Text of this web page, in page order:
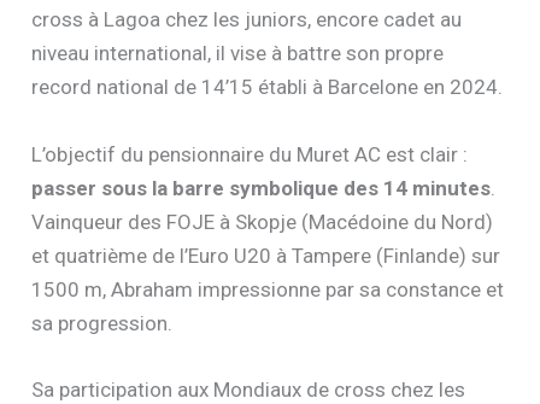
cross à Lagoa chez les juniors, encore cadet au
niveau international, il vise à battre son propre
record national de 14’15 établi à Barcelone en 2024.
L’objectif du pensionnaire du Muret AC est clair :
passer sous la barre symbolique des 14 minutes
Vainqueur des FOJE à Skopje (Macédoine du Nord)
et quatrième de l’Euro U20 à Tampere (Finlande) sur
1500 m, Abraham impressionne par sa constance et
sa progression.
Sa participation aux Mondiaux de cross chez les